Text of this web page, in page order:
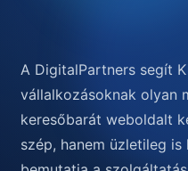
A DigitalPartners segít
vállalkozásoknak olyan
keresőbarát weboldalt
szép, hanem üzletileg